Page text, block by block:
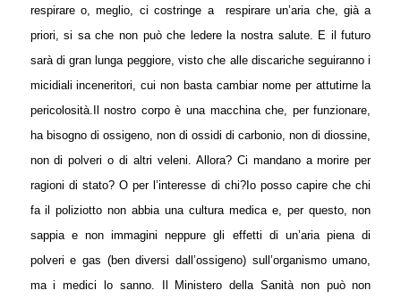
respirare o, meglio, ci costringe a
respirare un’aria che, già a
priori, si sa che non può che ledere la nostra salute. E il futuro
sarà di gran lunga peggiore, visto che alle discariche seguiranno i
micidiali inceneritori, cui non basta cambiar nome per attutirne la
pericolosità. Il nostro corpo è una macchina che, per funzionare,
ha bisogno di ossigeno, non di ossidi di carbonio, non di diossine,
non di polveri o di altri veleni. Allora? Ci mandano a morire per
ragioni di stato? O per l’interesse di chi?Io posso capire che chi
fa il poliziotto non abbia una cultura medica e, per questo, non
sappia e non immagini neppure gli effetti di un’aria piena di
polveri e gas (ben diversi dall’ossigeno) sull’organismo umano,
ma i medici lo sanno. Il Ministero della Sanità non può non